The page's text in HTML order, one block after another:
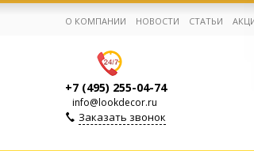
Корзина:0
О КОМПАНИИ НОВОСТИ СТАТЬИ
+7 (495) 255-04-74
info@lookdecor.ru
Заказать звонок